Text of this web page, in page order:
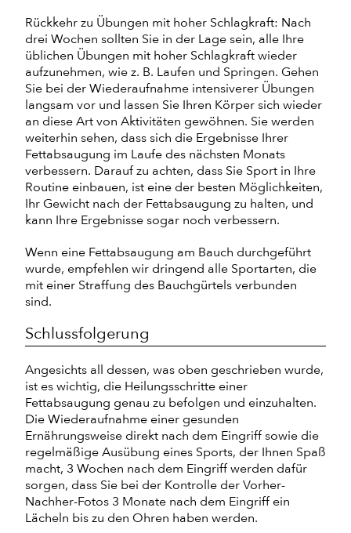
Rückkehr zu Übungen mit hoher Schlagkraft: Nach
drei Wochen sollten Sie in der Lage sein, alle Ihre
üblichen Übungen mit hoher Schlagkraft wieder
aufzunehmen, wie z. B. Laufen und Springen. Gehen
Sie bei der Wiederaufnahme intensiverer Übungen
langsam vor und lassen Sie Ihren Körper sich wieder
an diese Art von Aktivitäten gewöhnen. Sie werden
weiterhin sehen, dass sich die Ergebnisse Ihrer
Fettabsaugung im Laufe des nächsten Monats
verbessern. Darauf zu achten, dass Sie Sport in Ihre
Routine einbauen, ist eine der besten Möglichkeiten,
Ihr Gewicht nach der Fettabsaugung zu halten, und
kann Ihre Ergebnisse sogar noch verbessern.
Wenn eine Fettabsaugung am Bauch durchgeführt
wurde, empfehlen wir dringend alle Sportarten, die
mit einer Straffung des Bauchgürtels verbunden
sind.
Schlussfolgerung
Angesichts all dessen, was oben geschrieben wurde,
ist es wichtig, die Heilungsschritte einer
Fettabsaugung genau zu befolgen und einzuhalten.
Die Wiederaufnahme einer gesunden
Ernährungsweise direkt nach dem Eingriff sowie die
regelmäßige Ausübung eines Sports, der Ihnen Spaß
macht, 3 Wochen nach dem Eingriff werden dafür
sorgen, dass Sie bei der Kontrolle der Vorher-
Nachher-Fotos 3 Monate nach dem Eingriff ein
Lächeln bis zu den Ohren haben werden.